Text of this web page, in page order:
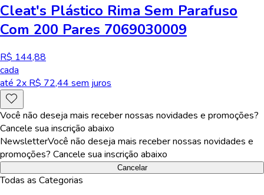
Cleat's Plástico Rima Sem Parafuso
Com 200 Pares 7069030009
R$ 144,88
cada
até 2x R$ 72,44 sem juros
Você não deseja mais receber nossas novidades e promoções?
Cancele sua inscrição abaixo
NewsletterVocê não deseja mais receber nossas novidades e
promoções? Cancele sua inscrição abaixo
Cancelar
Todas as Categorias